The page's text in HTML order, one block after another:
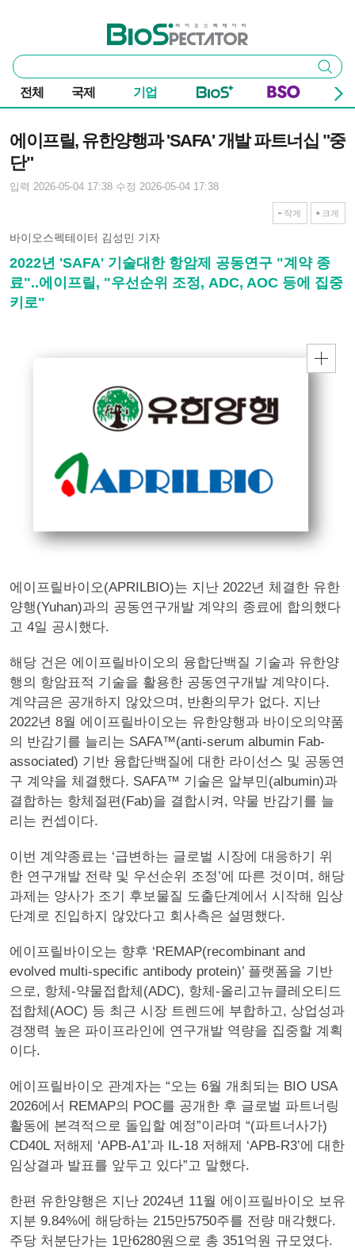
바이오스펙테이터
통
합
검
색
검색
전체 국제 기업
에이프릴, 유한양행과 'SAFA' 개발 파트너십 "중
단"
입력 2026-05-04 17:38 수정 2026-05-04 17:38
작게 크게
바이오스펙테이터 김성민 기자
2022년 'SAFA' 기술대한 항암제 공동연구 "계약 종
료"..에이프릴, "우선순위 조정, ADC, AOC 등에 집중
키로"
에이프릴바이오(APRILBIO)는 지난 2022년 체결한 유한
양행(Yuhan)과의 공동연구개발 계약의 종료에 합의했다
고 4일 공시했다.
해당 건은 에이프릴바이오의 융합단백질 기술과 유한양
행의 항암표적 기술을 활용한 공동연구개발 계약이다.
계약금은 공개하지 않았으며, 반환의무가 없다. 지난
2022년 8월 에이프릴바이오는 유한양행과 바이오의약품
의 반감기를 늘리는 SAFA™(anti-serum albumin Fab-
associated) 기반 융합단백질에 대한 라이선스 및 공동연
구 계약을 체결했다. SAFA™ 기술은 알부민(albumin)과
결합하는 항체절편(Fab)을 결합시켜, 약물 반감기를 늘
리는 컨셉이다.
이번 계약종료는 ‘급변하는 글로벌 시장에 대응하기 위
한 연구개발 전략 및 우선순위 조정’에 따른 것이며, 해당
과제는 양사가 조기 후보물질 도출단계에서 시작해 임상
단계로 진입하지 않았다고 회사측은 설명했다.
에이프릴바이오는 향후 ‘REMAP(recombinant and
evolved multi-specific antibody protein)’ 플랫폼을 기반
으로, 항체-약물접합체(ADC), 항체-올리고뉴클레오티드
접합체(AOC) 등 최근 시장 트렌드에 부합하고, 상업성과
경쟁력 높은 파이프라인에 연구개발 역량을 집중할 계획
이다.
에이프릴바이오 관계자는 “오는 6월 개최되는 BIO USA
2026에서 REMAP의 POC를 공개한 후 글로벌 파트너링
활동에 본격적으로 돌입할 예정”이라며 “(파트너사가)
CD40L 저해제 ‘APB-A1’과 IL-18 저해제 ‘APB-R3’에 대한
임상결과 발표를 앞두고 있다”고 말했다.
한편 유한양행은 지난 2024년 11월 에이프릴바이오 보유
지분 9.84%에 해당하는 215만5750주를 전량 매각했다.
주당 처분단가는 1만6280원으로 총 351억원 규모였다.